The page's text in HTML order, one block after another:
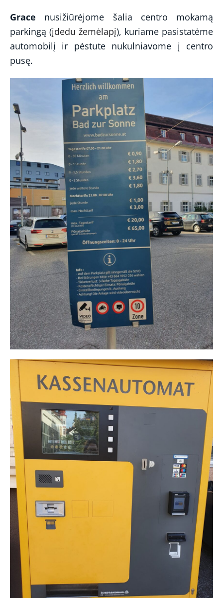
Grace nusižiūrėjome šalia centro mokamą
parkingą (įdedu žemėlapį), kuriame pasistatėme
automobilį ir pėstute nukulniavome į centro
pusę.